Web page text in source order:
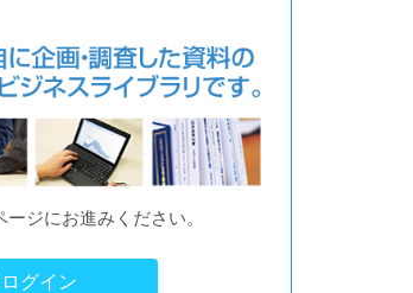
ジにお進みください。
グイン